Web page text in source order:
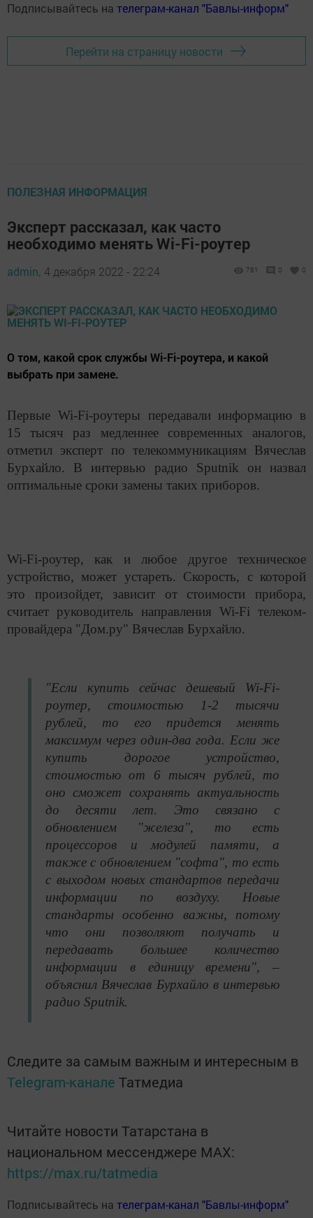
Подписывайтесь на телеграм-канал "Бавлы-информ"
Перейти на страницу новости
ПОЛЕЗНАЯ ИНФОРМАЦИЯ
Эксперт рассказал, как часто
необходимо менять Wi-Fi-роутер
admin, 4 декабря 2022 - 22:24 781 0 0
О том, какой срок службы Wi-Fi-роутера, и какой
выбрать при замене.
Первые Wi-Fi-роутеры передавали информацию в
15 тысяч раз медленнее современных аналогов,
отметил эксперт по телекоммуникациям Вячеслав
Бурхайло. В интервью радио Sputnik он назвал
оптимальные сроки замены таких приборов.
Wi-Fi-роутер, как и любое другое техническое
устройство, может устареть. Скорость, с которой
это произойдет, зависит от стоимости прибора,
считает руководитель направления Wi-Fi телеком-
провайдера "Дом.ру" Вячеслав Бурхайло.
"Если купить сейчас дешевый Wi-Fi-
роутер, стоимостью 1-2 тысячи
рублей, то его придется менять
максимум через один-два года. Если же
купить дорогое устройство,
стоимостью от 6 тысяч рублей, то
оно сможет сохранять актуальность
до десяти лет. Это связано с
обновлением "железа", то есть
процессоров и модулей памяти, а
также с обновлением "софта", то есть
с выходом новых стандартов передачи
информации по воздуху. Новые
стандарты особенно важны, потому
что они позволяют получать и
передавать большее количество
информации в единицу времени", –
объяснил Вячеслав Бурхайло в интервью
радио Sputnik.
Следите за самым важным и интересным в
Telegram-канале Татмедиа
Читайте новости Татарстана в
национальном мессенджере MАХ:
https://max.ru/tatmedia
Подписывайтесь на телеграм-канал "Бавлы-информ"